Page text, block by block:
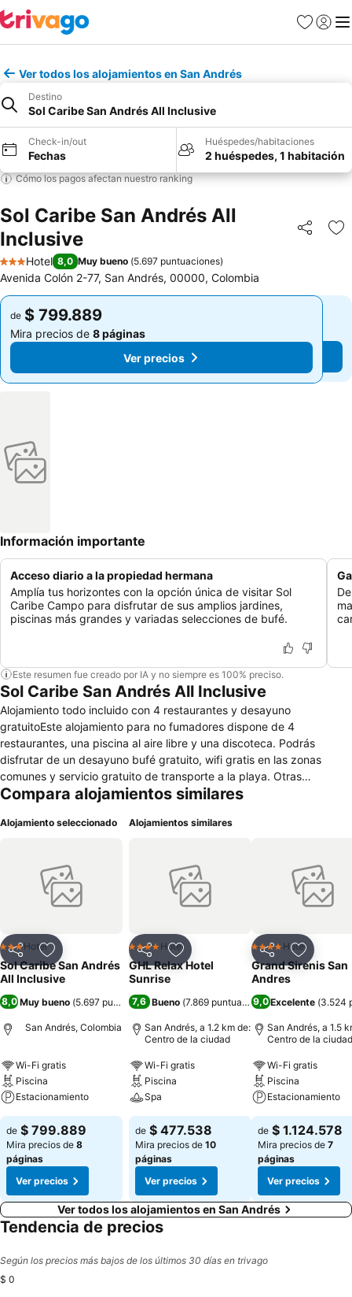
Favoritos
Iniciar
Ver todos los alojamientos en San Andrés
Destino
Sol Caribe San Andrés All Inclusive
Check-in/out
Fechas
Huéspedes/habitaciones
2 huéspedes, 1 habitación
Cómo los pagos afectan nuestro ranking
Sol Caribe San Andrés All
Inclusive
Compartir
3 Estrellas
Hotel 8,0 Muy bueno (5.697 puntuaciones)
Avenida Colón 2-77, San Andrés, 00000, Colombia
de $ 799.889
Mira precios de 8 páginas
Ver precios
de $ 799.889
Mira precios de 8 páginas
Ver precios
Información importante
Acceso diario a la propiedad hermana
Amplía tus horizontes con la opción única de visitar Sol
Caribe Campo para disfrutar de sus amplios jardines,
piscinas más grandes y variadas selecciones de bufé.
Este resumen fue creado por IA y no siempre es 100% preciso.
Sol Caribe San Andrés All Inclusive
Alojamiento todo incluido con 4 restaurantes y desayuno
gratuitoEste alojamiento para no fumadores dispone de 4
restaurantes, una piscina al aire libre y una discoteca. Podrás
disfrutar de un desayuno bufé gratuito, wifi gratis en las zonas
comunes y servicio gratuito de transporte a la playa. Otras
instalaciones incluyen 2 bares o salas, un gimnasio y un bar en la
con aire acondicionado, minibar y caja fuerte. Se ofrece una
ofrece servicio de limpieza todos los días y es posible solicitar
secador de pelo. Los servicios de ocio y esparcimiento en este
alojamiento incluyen una piscina al aire libre y gimnasio.
Compara alojamientos similares
Alojamiento seleccionado
CompartirAgregar a favoritos
3 Estrellas
Hotel
Sol Caribe San Andrés
All Inclusive
8,0 Muy bueno (5.697 puntuaciones)
San Andrés, Colombia
Wi-Fi gratis
Piscina
Estacionamiento
de $ 799.889
Mira precios de 8
páginas
Ver precios
Alojamientos similares
CompartirAgregar a favoritos
4 EstrellasHotel
GHL Relax Hotel
Sunrise
7,6 Bueno (7.869 puntuaciones)
San Andrés, a 1.2 km de:
Centro de la ciudad
Wi-Fi gratis
Piscina
Spa
de $ 477.538
Mira precios de 10
páginas
Ver precios
CompartirAgregar
4 EstrellasHotel
Grand Sirenis San
Andres
9,0Excelente (3.524
San Andrés, a 1.5
Centro de la ciudad
Wi-Fi gratis
Piscina
Estacionamiento
de $ 1.124.578
Mira precios de 7
páginas
Ver precios
Ver todos los alojamientos en San Andrés
Tendencia de precios
Según los precios más bajos de los últimos 30 días en trivago
$ 0